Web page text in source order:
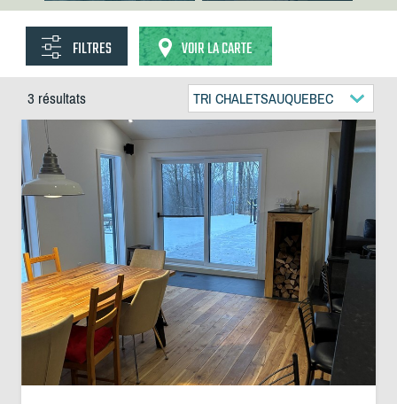
FILTRES VOIR LA CARTE
3 résultats TRI CHALETSAUQUEBEC